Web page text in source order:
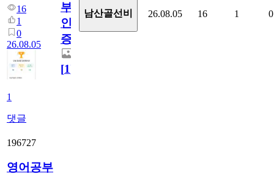
16
1
0
26.08.05
1
댓글
부
인
증
[1]
남산골선비 26.08.05 16 1 0
196727
영어공부